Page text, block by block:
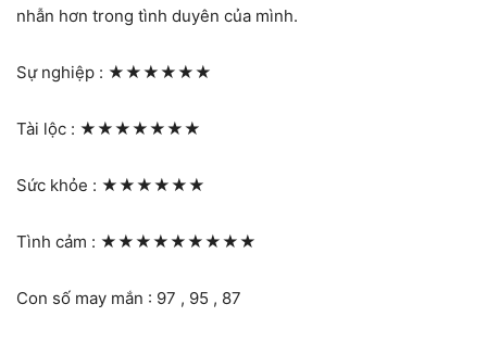
nhẫn hơn trong tình duyên của mình.
Sự nghiệp : ★★★★★★
Tài lộc : ★★★★★★★
Sức khỏe : ★★★★★★
Tình cảm : ★★★★★★★★★
Con số may mắn : 97 , 95 , 87